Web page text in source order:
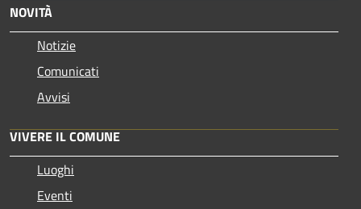
NOVITÀ
Notizie
Comunicati
Avvisi
VIVERE IL COMUNE
Luoghi
Eventi